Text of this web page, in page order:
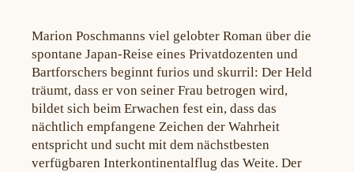
Marion Poschmanns viel gelobter Roman über die
spontane Japan-Reise eines Privatdozenten und
Bartforschers beginnt furios und skurril: Der Held
träumt, dass er von seiner Frau betrogen wird,
bildet sich beim Erwachen fest ein, dass das
nächtlich empfangene Zeichen der Wahrheit
entspricht und sucht mit dem nächstbesten
verfügbaren Interkontinentalflug das Weite. Der